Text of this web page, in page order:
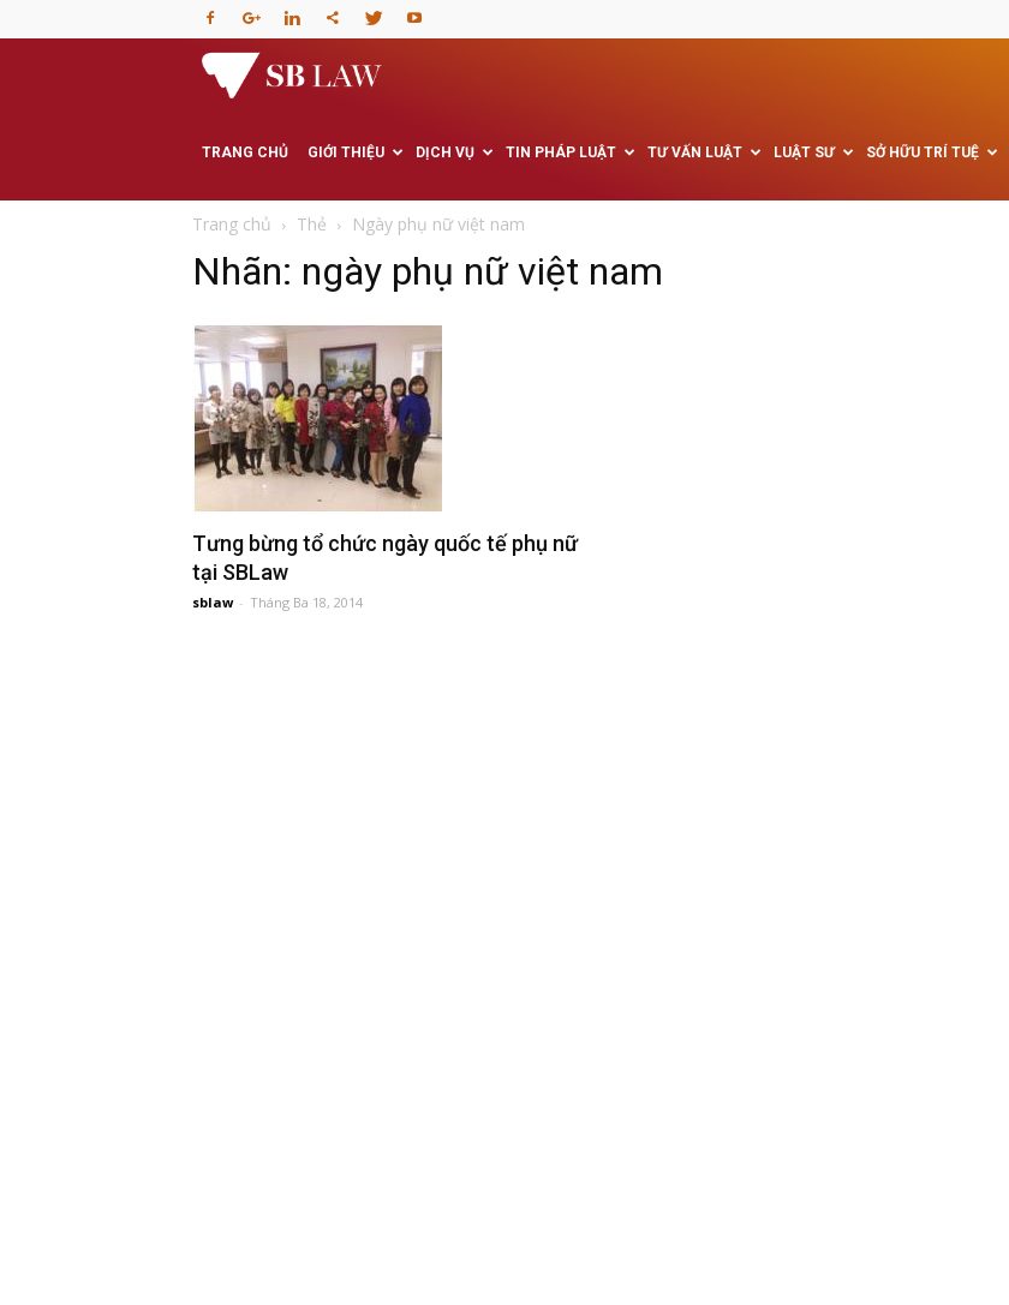
phòng
Luật
sư
–
Tư
vấn
TRANG CHỦ GIỚI THIỆU DỊCH VỤ TIN PHÁP LUẬT TƯ VẤN LUẬT LUẬT SƯ SỞ HỮU TRÍ TUỆ
Trang chủ Thẻ Ngày phụ nữ việt nam
Nhãn: ngày phụ nữ việt nam
Tưng bừng tổ chức ngày quốc tế phụ nữ
tại SBLaw
sblaw - Tháng Ba 18, 2014